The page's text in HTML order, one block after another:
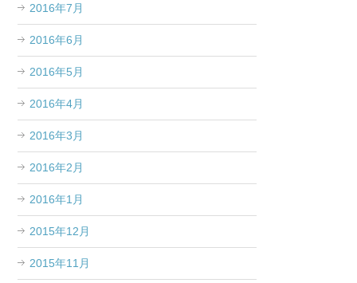
2016年7月
2016年6月
2016年5月
2016年4月
2016年3月
2016年2月
2016年1月
2015年12月
2015年11月